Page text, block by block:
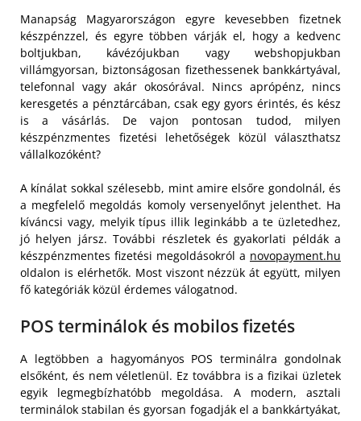
Manapság Magyarországon egyre kevesebben fizetnek
készpénzzel, és egyre többen várják el, hogy a kedvenc
boltjukban, kávézójukban vagy webshopjukban
villámgyorsan, biztonságosan fizethessenek bankkártyával,
telefonnal vagy akár okosórával. Nincs aprópénz, nincs
keresgetés a pénztárcában, csak egy gyors érintés, és kész
is a vásárlás. De vajon pontosan tudod, milyen
készpénzmentes fizetési lehetőségek közül választhatsz
vállalkozóként?
A kínálat sokkal szélesebb, mint amire elsőre gondolnál, és
a megfelelő megoldás komoly versenyelőnyt jelenthet. Ha
kíváncsi vagy, melyik típus illik leginkább a te üzletedhez,
jó helyen jársz. További részletek és gyakorlati példák a
készpénzmentes fizetési megoldásokról a novopayment.hu
oldalon is elérhetők. Most viszont nézzük át együtt, milyen
fő kategóriák közül érdemes válogatnod.
POS terminálok és mobilos fizetés
A legtöbben a hagyományos POS terminálra gondolnak
elsőként, és nem véletlenül. Ez továbbra is a fizikai üzletek
egyik legmegbízhatóbb megoldása. A modern, asztali
terminálok stabilan és gyorsan fogadják el a bankkártyákat,